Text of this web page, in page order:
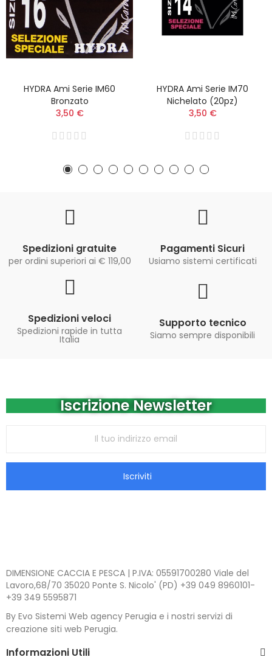
HYDRA Ami Serie IM60
Bronzato
3,50 €
HYDRA Ami Serie IM70
Nichelato (20pz)
3,50 €
Spedizioni gratuite
per ordini superiori ai € 119,00
Pagamenti Sicuri
Usiamo sistemi certificati
Spedizioni veloci
Spedizioni rapide in tutta
Italia
Supporto tecnico
Siamo sempre disponibili
Iscrizione Newsletter
Iscriviti
DIMENSIONE CACCIA E PESCA | P.IVA: 05591700280 Viale del
Lavoro,68/70 35020 Ponte S. Nicolo' (PD) +39 049 8960101-
+39 349 5595871
By Evo Sistemi Web agency Perugia e i nostri servizi di
creazione siti web Perugia.
Informazioni Utili